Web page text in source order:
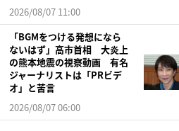
2026/08/07 11:00
「BGMをつける発想になら
ないはず」高市首相 大炎上
の熊本地震の視察動画 有名
ジャーナリストは「PRビデ
オ」と苦言
2026/08/07 06:00